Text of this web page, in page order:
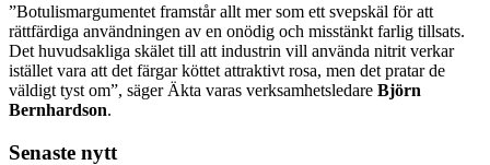
”Botulismargumentet framstår allt mer som ett svepskäl för att
rättfärdiga användningen av en onödig och misstänkt farlig tillsats.
Det huvudsakliga skälet till att industrin vill använda nitrit verkar
istället vara att det färgar köttet attraktivt rosa, men det pratar de
väldigt tyst om”, säger Äkta varas verksamhetsledare Björn
Bernhardson.
Senaste nytt